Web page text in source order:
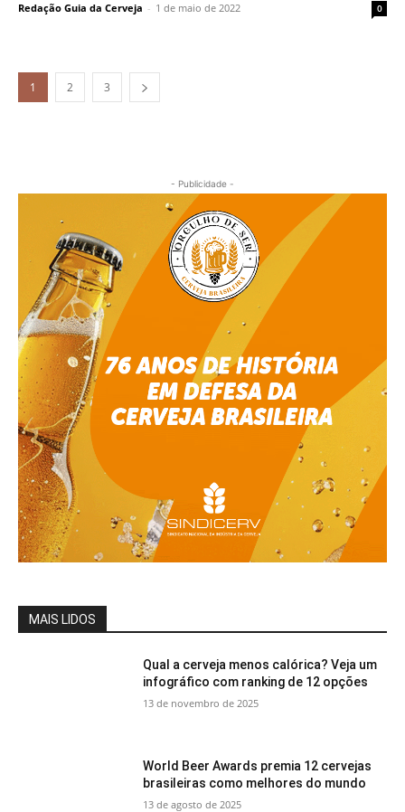
Redação Guia da Cerveja - 1 de maio de 2022 0
1 2 3
- Publicidade -
MAIS LIDOS
Qual a cerveja menos calórica? Veja um
infográfico com ranking de 12 opções
13 de novembro de 2025
World Beer Awards premia 12 cervejas
brasileiras como melhores do mundo
13 de agosto de 2025